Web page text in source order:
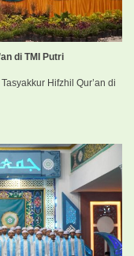
di TMI Putri
Hifzhil Qur’an di